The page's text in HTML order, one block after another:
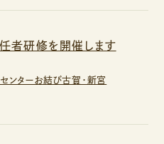
者研修を開催します
ンターお結び古賀・新宮